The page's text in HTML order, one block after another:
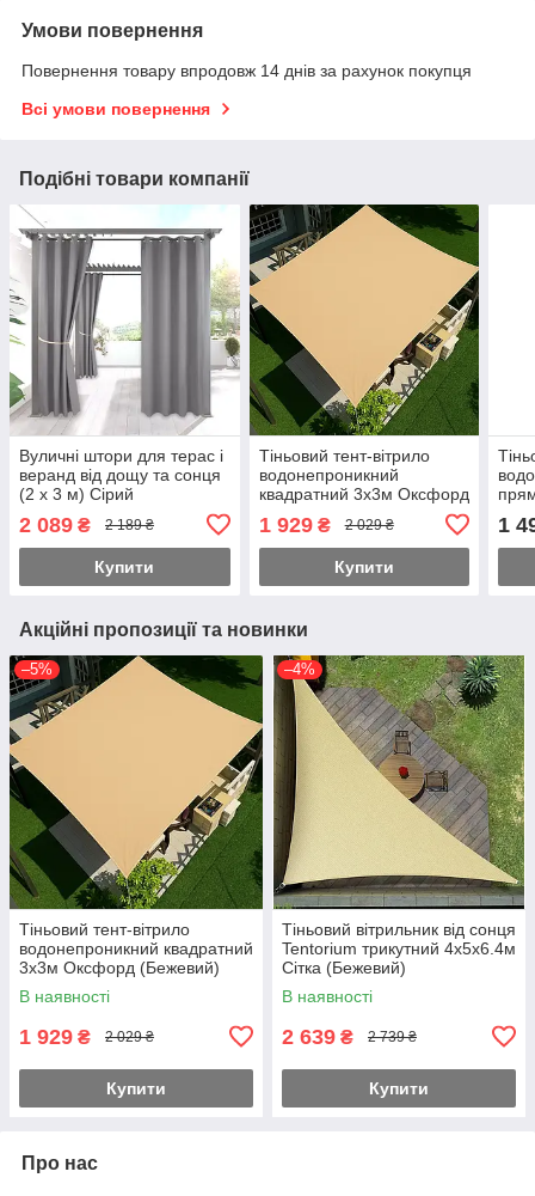
Умови повернення
Повернення товару впродовж 14 днів за рахунок покупця
Всі умови повернення
Подібні товари компанії
Вуличні штори для терас і
веранд від дощу та сонця
(2 х 3 м) Сірий
2 089 ₴ 2 189 ₴
Купити
Тіньовий тент-вітрило
водонепроникний
квадратний 3х3м Оксфорд
1 929₴ 2 029 ₴
Купити
1
Акційні пропозиції та новинки
–5%
Тіньовий тент-вітрило
водонепроникний квадратний
3х3м Оксфорд (Бежевий)
В наявності
1 929 ₴ 2 029 ₴
Купити
–4%
Тіньовий вітрильник від сонця
Tentorium трикутний 4х5х6.4м
Сітка (Бежевий)
В наявності
2 639 ₴ 2 739 ₴
Купити
Про нас